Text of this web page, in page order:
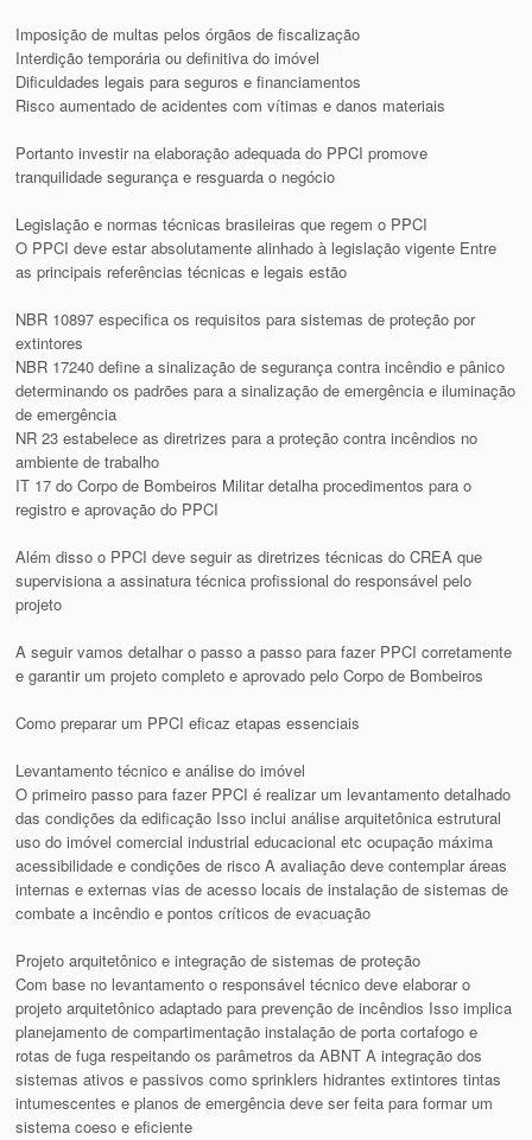
Imposição de multas pelos órgãos de fiscalização
Interdição temporária ou definitiva do imóvel
Dificuldades legais para seguros e financiamentos
Risco aumentado de acidentes com vítimas e danos materiais
Portanto investir na elaboração adequada do PPCI promove
tranquilidade segurança e resguarda o negócio
Legislação e normas técnicas brasileiras que regem o PPCI
O PPCI deve estar absolutamente alinhado à legislação vigente Entre
as principais referências técnicas e legais estão
NBR 10897 especifica os requisitos para sistemas de proteção por
extintores
NBR 17240 define a sinalização de segurança contra incêndio e pânico
determinando os padrões para a sinalização de emergência e iluminação
de emergência
NR 23 estabelece as diretrizes para a proteção contra incêndios no
ambiente de trabalho
IT 17 do Corpo de Bombeiros Militar detalha procedimentos para o
registro e aprovação do PPCI
Além disso o PPCI deve seguir as diretrizes técnicas do CREA que
supervisiona a assinatura técnica profissional do responsável pelo
projeto
A seguir vamos detalhar o passo a passo para fazer PPCI corretamente
e garantir um projeto completo e aprovado pelo Corpo de Bombeiros
Como preparar um PPCI eficaz etapas essenciais
Levantamento técnico e análise do imóvel
O primeiro passo para fazer PPCI é realizar um levantamento detalhado
das condições da edificação Isso inclui análise arquitetônica estrutural
uso do imóvel comercial industrial educacional etc ocupação máxima
acessibilidade e condições de risco A avaliação deve contemplar áreas
internas e externas vias de acesso locais de instalação de sistemas de
combate a incêndio e pontos críticos de evacuação
Projeto arquitetônico e integração de sistemas de proteção
Com base no levantamento o responsável técnico deve elaborar o
projeto arquitetônico adaptado para prevenção de incêndios Isso implica
planejamento de compartimentação instalação de porta cortafogo e
rotas de fuga respeitando os parâmetros da ABNT A integração dos
sistemas ativos e passivos como sprinklers hidrantes extintores tintas
intumescentes e planos de emergência deve ser feita para formar um
sistema coeso e eficiente